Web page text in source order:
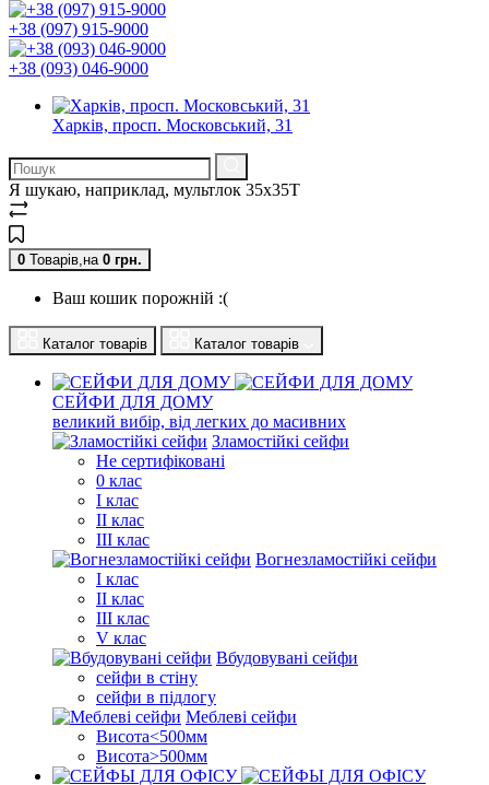
+38 (097) 915-9000
+38 (093) 046-9000
Харків, просп. Московський, 31
Я шукаю, наприклад, мультлок 35x35T
0 Товарів,на 0 грн.
Ваш кошик порожній :(
Каталог товарів Каталог товарів
СЕЙФИ ДЛЯ ДОМУ
великий вибір, від легких до масивних
Зламостійкі сейфи
Не сертифіковані
0 клас
I клас
II клас
III клас
Вогнезламостійкі сейфи
I клас
II клас
III клас
V клас
Вбудовувані сейфи
сейфи в стіну
сейфи в підлогу
Меблеві сейфи
Висота<500мм
Висота>500мм